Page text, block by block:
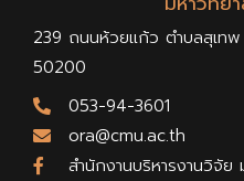
239 ถนนห้วยแก้ว ตำบลสุเทพ
50200
053-94-3601
ora@cmu.ac.th
สำนักงานบริหารงานวิจัย